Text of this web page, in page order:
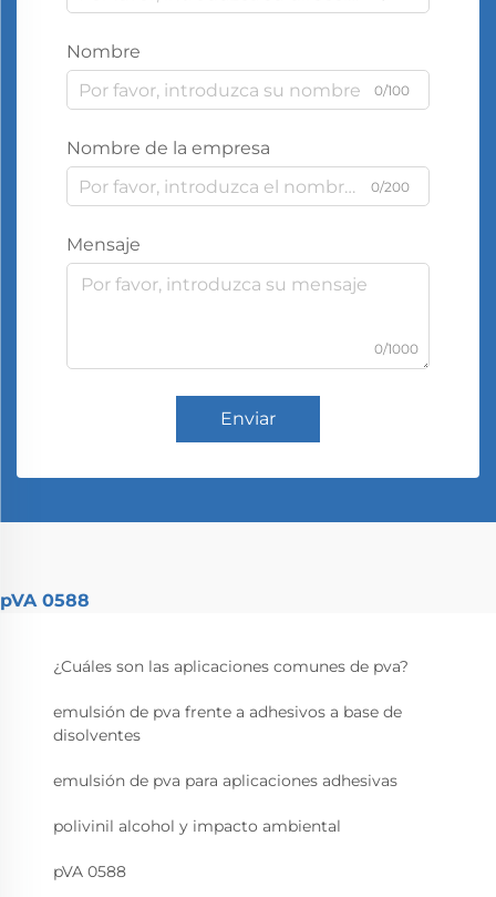
Nombre
0/100
Nombre de la empresa
0/200
Mensaje
0/1000
Enviar
pVA 0588
¿Cuáles son las aplicaciones comunes de pva?
emulsión de pva frente a adhesivos a base de
disolventes
emulsión de pva para aplicaciones adhesivas
polivinil alcohol y impacto ambiental
pVA 0588